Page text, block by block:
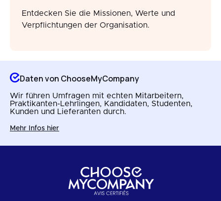
Entdecken Sie die Missionen, Werte und
Verpflichtungen der Organisation.
Daten von ChooseMyCompany
Wir führen Umfragen mit echten Mitarbeitern,
Praktikanten-Lehrlingen, Kandidaten, Studenten,
Kunden und Lieferanten durch.
Mehr Infos hier